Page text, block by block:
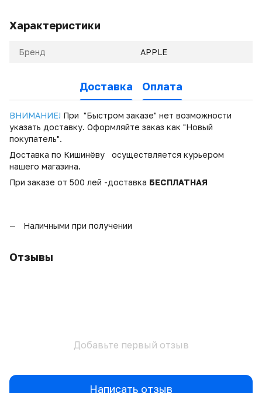
Характеристики
Бренд APPLE
Доставка Оплата
ВНИМАНИЕ! При "Быстром заказе" нет возможности
указать доставку. Оформляйте заказ как "Новый
покупатель".
Доставка по Кишинёву осуществляется курьером
нашего магазина.
При заказе от 500 лей -доставка БЕСПЛАТНАЯ
Наличными при получении
Отзывы
Добавьте первый отзыв
Написать отзыв